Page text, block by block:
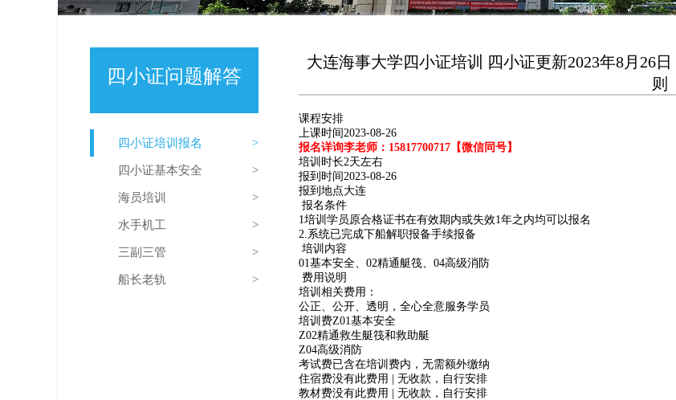
四小证问题解答
四小证培训报名
四小证基本安全
海员培训
水手机工
三副三管
船长老轨
大连海事大学四小证培训 四小证更新2023年8月26
则
课程安排
上课时间2023-08-26
报名详询李老师：15817700717【微信同号】
培训时长2天左右
报到时间2023-08-26
报到地点大连
报名条件
1培训学员原合格证书在有效期内或失效1年之内均可以报名
2.系统已完成下船解职报备手续报备
培训内容
01基本安全、02精通艇筏、04高级消防
费用说明
培训相关费用：
公正、公开、透明，全心全意服务学员
培训费Z01基本安全
Z02精通救生艇筏和救助艇
Z04高级消防
考试费已含在培训费内，无需额外缴纳
住宿费没有此费用 | 无收款，自行安排
教材费没有此费用 | 无收款，自行安排